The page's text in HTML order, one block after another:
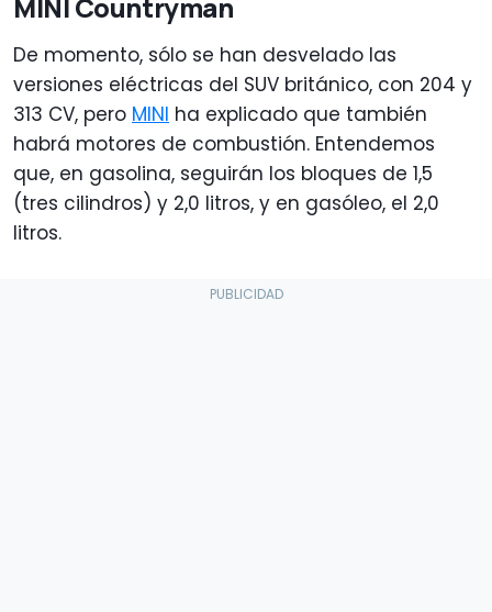
De momento, sólo se han desvelado las
versiones eléctricas del SUV británico, con 204 y
313 CV, pero MINI ha explicado que también
habrá motores de combustión. Entendemos
que, en gasolina, seguirán los bloques de 1,5
(tres cilindros) y 2,0 litros, y en gasóleo, el 2,0
litros.